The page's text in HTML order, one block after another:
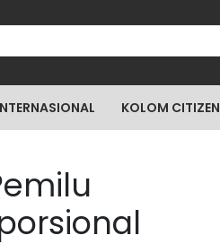
KOLOM CITIZEN